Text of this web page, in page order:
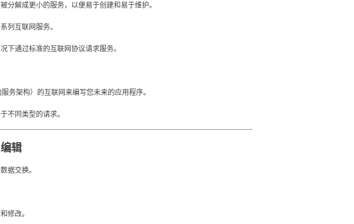
分解成更小的服务，以便易于创建和易于维护。
列互联网服务。
下通过标准的互联网协议请求服务。
服务架构）的互联网来编写您未来的应用程序。
不同类型的请求。
辑
据交换。
修改。